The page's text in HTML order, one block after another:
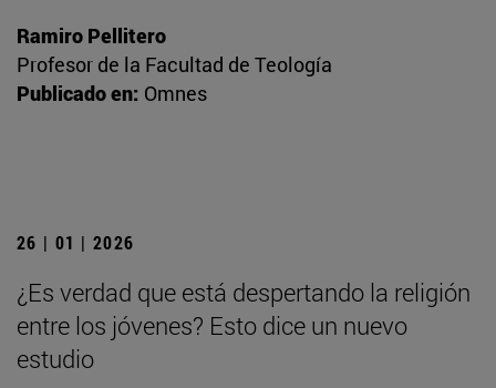
Ramiro Pellitero
Profesor de la Facultad de Teología
Publicado en: Omnes
26 | 01 | 2026
¿Es verdad que está despertando la religión
entre los jóvenes? Esto dice un nuevo
estudio